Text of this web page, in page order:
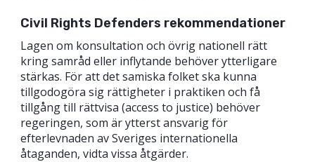
Civil Rights Defenders rekommendationer
Lagen om konsultation och övrig nationell rätt
kring samråd eller inflytande behöver ytterligare
stärkas. För att det samiska folket ska kunna
tillgodogöra sig rättigheter i praktiken och få
tillgång till rättvisa (access to justice) behöver
regeringen, som är ytterst ansvarig för
efterlevnaden av Sveriges internationella
åtaganden, vidta vissa åtgärder.